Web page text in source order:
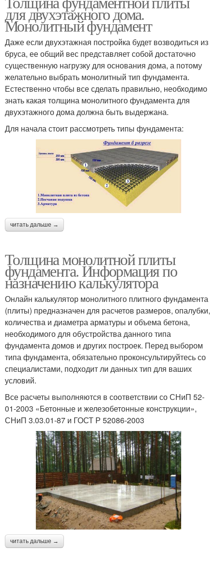
для двухэтажного дома.
Монолитный фундамент
Даже если двухэтажная постройка будет возводиться из
бруса, ее общий вес представляет собой достаточно
существенную нагрузку для основания дома, а потому
желательно выбрать монолитный тип фундамента.
Естественно чтобы все сделать правильно, необходимо
знать какая толщина монолитного фундамента для
двухэтажного дома должна быть выдержана.
Для начала стоит рассмотреть типы фундамента:
читать дальше →
Толщина монолитной плиты
фундамента. Информация по
назначению калькулятора
Онлайн калькулятор монолитного плитного фундамента
(плиты) предназначен для расчетов размеров, опалубки,
количества и диаметра арматуры и объема бетона,
необходимого для обустройства данного типа
фундамента домов и других построек. Перед выбором
типа фундамента, обязательно проконсультируйтесь со
специалистами, подходит ли данных тип для ваших
условий.
Все расчеты выполняются в соответствии со СНиП 52-
01-2003 «Бетонные и железобетонные конструкции»,
СНиП 3.03.01-87 и ГОСТ Р 52086-2003
читать дальше →